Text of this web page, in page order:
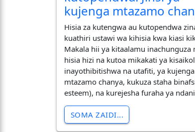
kujenga mtazamo
​Hisia za kutengwa au kutopendwa
kuathiri ustawi wa kihisia kwa kiasi
Makala hii ya kitaalamu inachunguza
hisia hizi na kutoa mikakati ya
inayothibitishwa na utafiti, ya kujenga
mtazamo chanya, kukuza staha
esteem), na kurejesha furaha ya ndani
SOMA ZAIDI...